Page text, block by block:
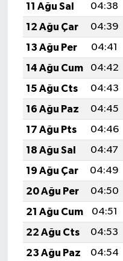
11 Ağu Sal
04:38
12 Ağu Çar
04:39
13 Ağu Per
04:41
14 Ağu Cum
04:42
15 Ağu Cts
04:43
16 Ağu Paz
04:45
17 Ağu Pts
04:46
18 Ağu Sal
04:47
19 Ağu Çar
04:49
20 Ağu Per
04:50
21 Ağu Cum
04:51
22 Ağu Cts
04:53
23 Ağu Paz
04:54